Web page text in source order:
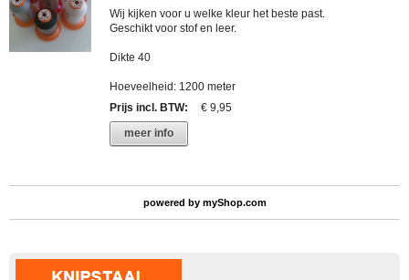
Wij kijken voor u welke kleur het beste past.
Geschikt voor stof en leer.
Dikte 40
Hoeveelheid: 1200 meter
Prijs incl. BTW:
€ 9,95
meer info
powered by myShop.com